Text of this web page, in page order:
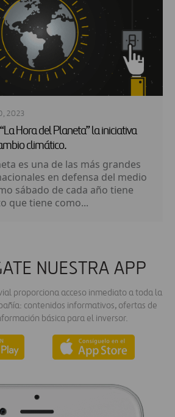
2023
Hora del Planeta” la iniciativa
climático.
es una de las más grandes
en defensa del medio
sábado de cada año tiene
que tiene como...
NUESTRA APP
proporciona acceso inmediato a toda la
contenidos informativos, ofertas de
básica para el inversor.